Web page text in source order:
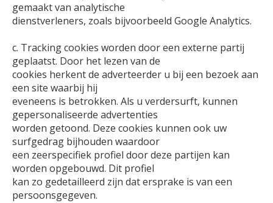
gemaakt van analytische
dienstverleners, zoals bijvoorbeeld Google Analytics.
c. Tracking cookies worden door een externe partij
geplaatst. Door het lezen van de
cookies herkent de adverteerder u bij een bezoek aan
een site waarbij hij
eveneens is betrokken. Als u verdersurft, kunnen
gepersonaliseerde advertenties
worden getoond. Deze cookies kunnen ook uw
surfgedrag bijhouden waardoor
een zeerspecifiek profiel door deze partijen kan
worden opgebouwd. Dit profiel
kan zo gedetailleerd zijn dat ersprake is van een
persoonsgegeven.